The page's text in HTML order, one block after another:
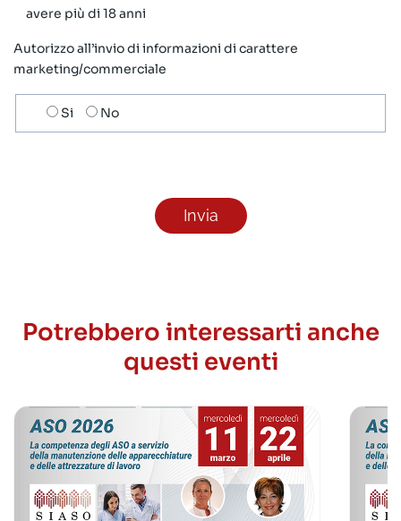
avere più di 18 anni
Autorizzo all’invio di informazioni di carattere
marketing/commerciale
Scelta
invio
Si No
Potrebbero interessarti anche
questi eventi